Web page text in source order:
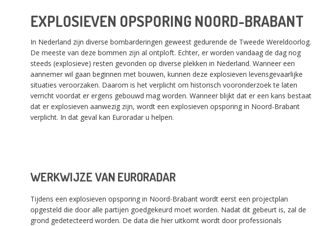
EXPLOSIEVEN OPSPORING NOORD-BRABANT
In Nederland zijn diverse bombarderingen geweest gedurende de Tweede Wereldoorlog.
De meeste van deze bommen zijn al ontploft. Echter, er worden vandaag de dag nog
steeds (explosieve) resten gevonden op diverse plekken in Nederland. Wanneer een
aannemer wil gaan beginnen met bouwen, kunnen deze explosieven levensgevaarlijke
situaties veroorzaken. Daarom is het verplicht om historisch vooronderzoek te laten
verricht voordat er ergens gebouwd mag worden. Wanneer blijkt dat er een kans bestaat
dat er explosieven aanwezig zijn, wordt een explosieven opsporing in Noord-Brabant
verplicht. In dat geval kan Euroradar u helpen.
WERKWIJZE VAN EURORADAR
Tijdens een explosieven opsporing in Noord-Brabant wordt eerst een projectplan
opgesteld die door alle partijen goedgekeurd moet worden. Nadat dit gebeurt is, zal de
grond gedetecteerd worden. De data die hier uitkomt wordt door professionals